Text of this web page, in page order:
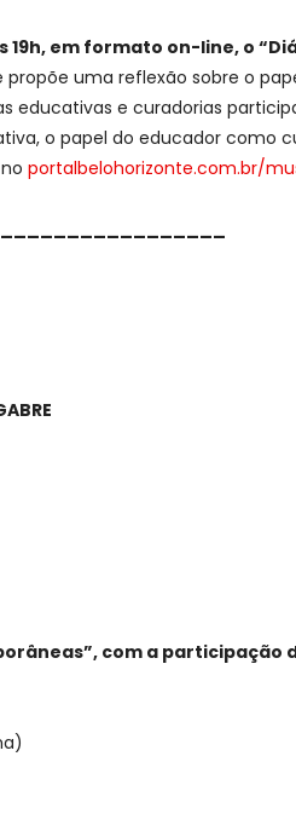
em formato on-line, o
propõe uma reflexão sobre o
educativas e curadorias
o papel do educador como
portalbelohorizonte.com.br/
com a participação